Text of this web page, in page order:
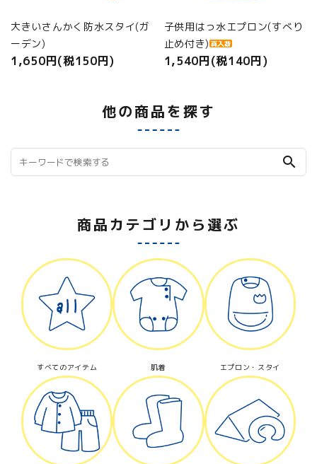
大きいさんかく防水スタイ(ガ
ーデン)
1,650円(税150円)
子供用はっ水エプロン(すべり
止め付き)
1,540円(税140円)
他の商品を探す
search
商品カテゴリから選ぶ
すべてのアイテム 肌着 エプロン・スタイ